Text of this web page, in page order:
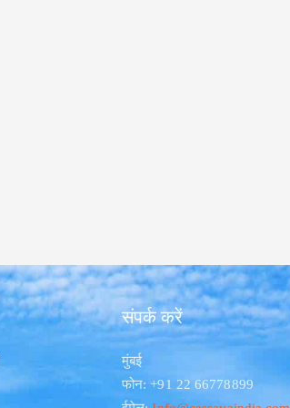
संपर्क करें
मुंबई
फोन: +91 22 66778899